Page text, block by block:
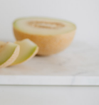
тратить
и
за
и
именно